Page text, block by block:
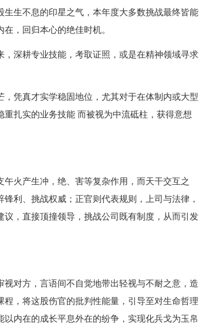
生不息的印星之气，本年度大多数挑战最终皆能
，回归本心的绝佳时机。
深耕专业技能，考取证照，或是在精神领域寻求
凭真才实学稳固地位，尤其对于在体制内或大型
扎实的业务技能 而被视为中流砥柱，获得意想
火产生冲，绝、害等复杂作用，而天干交互之
利、挑战权威；正官则代表规则，上司与法律，
，直接顶撞领导，挑战公司既有制度，从而引发
对方，言语间不自觉地带出轻视与不耐之意，造
，将这股伤官的批判性能量，引导至对生命哲理
内在的成长平息外在的纷争，实现化兵戈为玉帛